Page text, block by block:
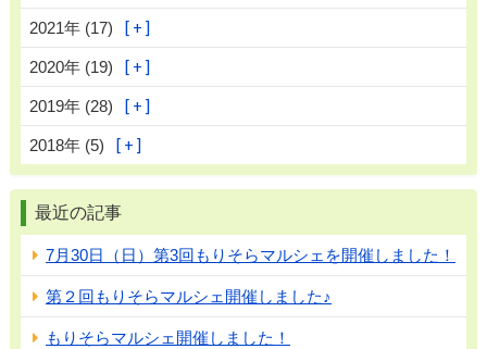
2021年 (17)
2020年 (19)
2019年 (28)
2018年 (5)
最近の記事
7月30日（日）第3回もりそらマルシェを開催しました！
第２回もりそらマルシェ開催しました♪
もりそらマルシェ開催しました！